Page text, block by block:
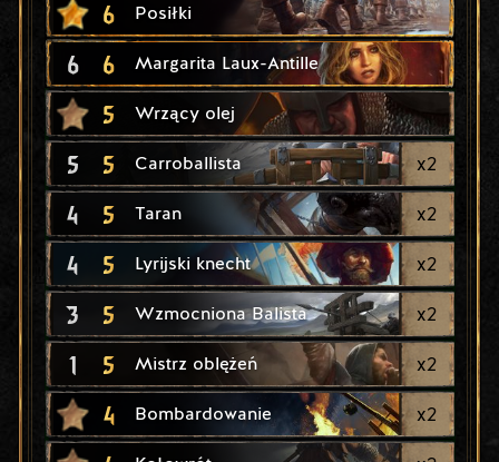
6 Posiłki
6 6 Margarita Laux-Antille
5 Wrzący olej
5 5 Carroballista x2
4 5 Taran x2
4 5 Lyrijski knecht x2
3 5 Wzmocniona Balista x2
1 5 Mistrz oblężeń x2
4 Bombardowanie x2